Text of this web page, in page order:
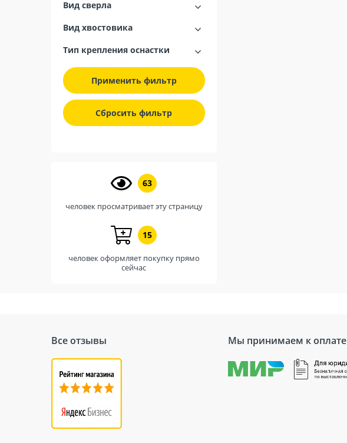
Вид сверла
Вид хвостовика
Тип крепления оснастки
Применить фильтр
Сбросить фильтр
63
человек просматривает эту страницу
15
человек оформляет покупку прямо
сейчас
Все отзывы Мы принимаем к оплате